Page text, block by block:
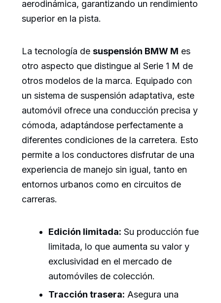
aerodinámica, garantizando un rendimiento
superior en la pista.
La tecnología de suspensión BMW M es
otro aspecto que distingue al Serie 1 M de
otros modelos de la marca. Equipado con
un sistema de suspensión adaptativa, este
automóvil ofrece una conducción precisa y
cómoda, adaptándose perfectamente a
diferentes condiciones de la carretera. Esto
permite a los conductores disfrutar de una
experiencia de manejo sin igual, tanto en
entornos urbanos como en circuitos de
carreras.
Edición limitada: Su producción fue
limitada, lo que aumenta su valor y
exclusividad en el mercado de
automóviles de colección.
Tracción trasera: Asegura una